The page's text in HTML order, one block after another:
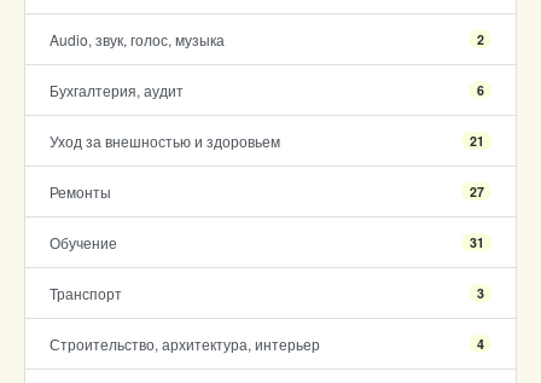
Audio, звук, голос, музыка 2
Бухгалтерия, аудит 6
Уход за внешностью и здоровьем 21
Ремонты 27
Обучение 31
Транспорт 3
Строительство, архитектура, интерьер 4